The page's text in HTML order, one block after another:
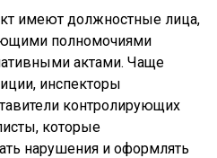
имеют должностные лица,
полномочиями
актами. Чаще
инспекторы
контролирующих
которые
нарушения и оформлять